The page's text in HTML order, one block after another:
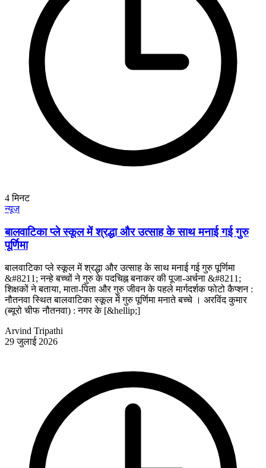
4मिनट
न्यूज़
बालवाटिका प्ले स्कूल में श्रद्धा और उत्साह के साथ मनाई गई गुरु
पूर्णिमा
बालवाटिका प्ले स्कूल में श्रद्धा और उत्साह के साथ मनाई गई गुरु पूर्णिमा
&#8211; नन्हे बच्चों ने गुरु के पदचिह्न बनाकर की पूजा-अर्चना &#8211;
शिक्षकों ने बताया, माता-पिता और गुरु जीवन के पहले मार्गदर्शक फोटो कैप्शन :
नौतनवा स्थित बालवाटिका स्कूल में गुरु पूर्णिमा मनाते बच्चे । अरविंद कुमार
(ब्यूरो चीफ नौतनवा) : नगर के [&hellip;]
Arvind Tripathi
29 जुलाई 2026